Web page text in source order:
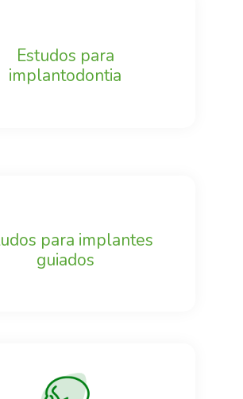
Estudos para
implantodontia
para implantes
guiados